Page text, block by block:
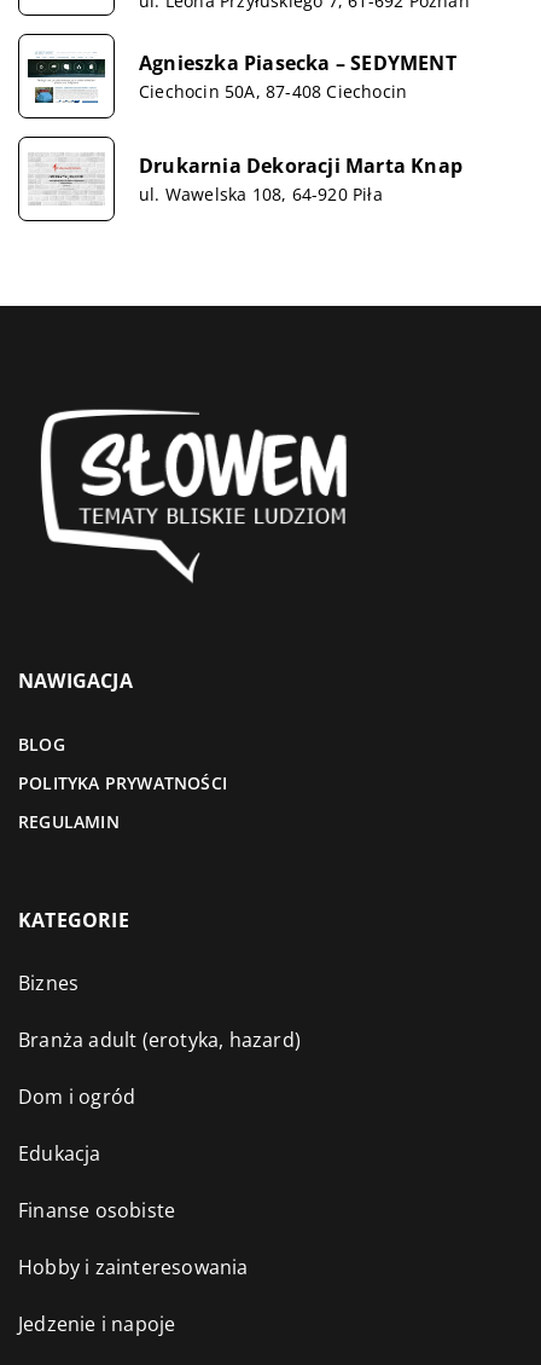
Agnieszka Piasecka – SEDYMENT
Ciechocin 50A, 87-408 Ciechocin
Drukarnia Dekoracji Marta Knap
ul. Wawelska 108, 64-920 Piła
NAWIGACJA
BLOG
POLITYKA PRYWATNOŚCI
REGULAMIN
KATEGORIE
Biznes
Branża adult (erotyka, hazard)
Dom i ogród
Edukacja
Finanse osobiste
Hobby i zainteresowania
Jedzenie i napoje